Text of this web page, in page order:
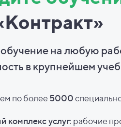
на любую
вкрупнейшем
по более 5000
комплекс услуг: рабочие